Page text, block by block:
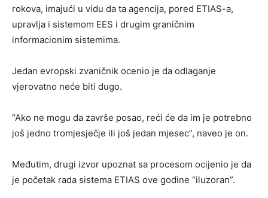
rokova, imajući u vidu da ta agencija, pored ETIAS-a,
upravlja i sistemom EES i drugim graničnim
informacionim sistemima.
Jedan evropski zvaničnik ocenio je da odlaganje
vjerovatno neće biti dugo.
“Ako ne mogu da završe posao, reći će da im je potrebno
još jedno tromjesječje ili još jedan mjesec”, naveo je on.
Međutim, drugi izvor upoznat sa procesom ocijenio je da
je početak rada sistema ETIAS ove godine “iluzoran”.